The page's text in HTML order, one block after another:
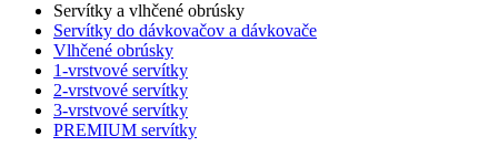
Servítky a vlhčené obrúsky
Servítky do dávkovačov a dávkovače
Vlhčené obrúsky
1-vrstvové servítky
2-vrstvové servítky
3-vrstvové servítky
PREMIUM servítky